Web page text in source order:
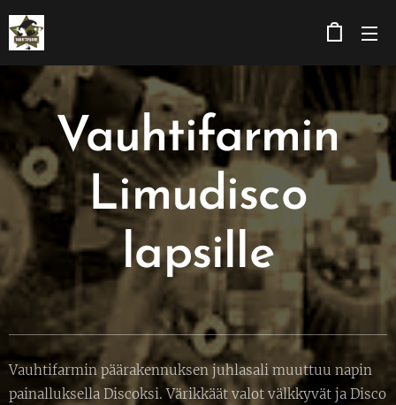
Vauhtifarmin
Limudisco
lapsille
Vauhtifarmin päärakennuksen juhlasali muuttuu napin
painalluksella Discoksi. Värikkäät valot välkkyvät ja Disco